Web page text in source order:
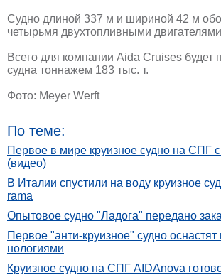
Судно длиной 337 м и шириной 42 м
четырьмя двухтопливными
Всего для компании Aida Cruises будет
судна тоннажем 183 тыс. т.
Фото: Meyer Werft
По теме:
Первое в мире круизное судно на СПГ
(видео)
В Италии спустили на воду круизное
rama
Опытовое судно "Ладога" передано
Первое "анти-круизное" судно
нологиями
Круизное судно на СПГ AIDAnova